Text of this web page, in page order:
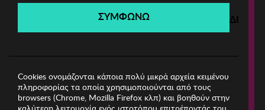
Filters
ΣΥΜΦΩΝΩ
Cookies ονομάζονται κάποια πολύ μικρά αρχεία κειμένου
πληροφορίας τα οποία χρησιμοποιούνται από τους
browsers (Chrome, Mozilla Firefox κλπ) και βοηθούν στην